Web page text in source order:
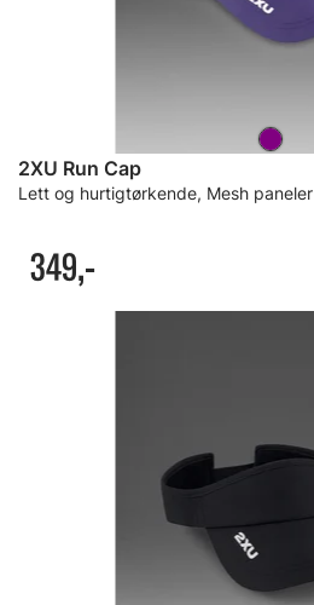
2XU Run Cap
Lett og hurtigtørkende, Mesh paneler
349,-